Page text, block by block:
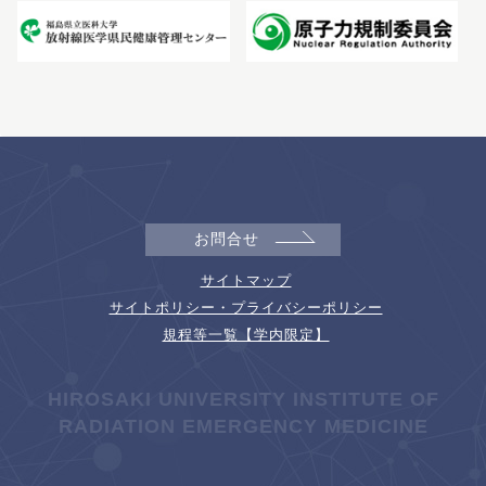
お問合せ
サイトマップ
サイトポリシー・プライバシーポリシー
規程等一覧【学内限定】
HIROSAKI UNIVERSITY INSTITUTE OF
RADIATION EMERGENCY MEDICINE